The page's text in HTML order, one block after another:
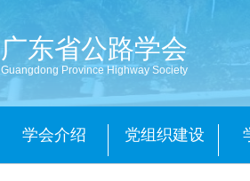
广东省公路学会
Guangdong Province Highway Society
学会介绍 党组织建设